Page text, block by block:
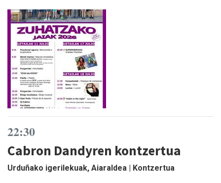
22:30
Cabron Dandyren kontzertua
Urduñako igerilekuak, Aiaraldea | Kontzertua